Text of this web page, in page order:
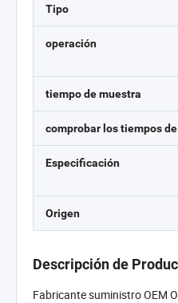
Tipo
operación
tiempo de muestra
comprobar los tiempos
Especificación
Origen
Descripción de
Fabricante suministro OEM